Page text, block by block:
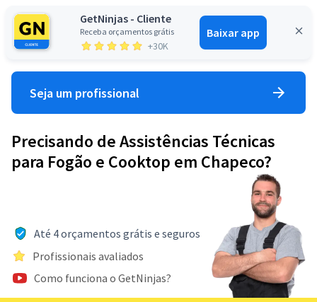
GetNinjas - Cliente
Receba orçamentos grátis
+30K
Baixar app
Entrar
Seja um profissional
Precisando de Assistências Técnicas
para Fogão e Cooktop em Chapeco?
Até 4 orçamentos grátis e seguros
Profissionais avaliados
Como funciona o GetNinjas?